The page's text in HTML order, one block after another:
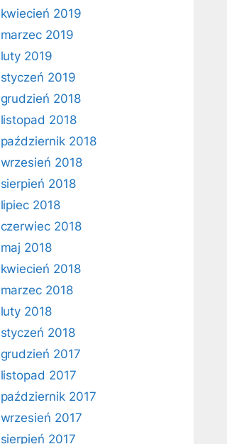
kwiecień 2019
marzec 2019
luty 2019
styczeń 2019
grudzień 2018
listopad 2018
październik 2018
wrzesień 2018
sierpień 2018
lipiec 2018
czerwiec 2018
maj 2018
kwiecień 2018
marzec 2018
luty 2018
styczeń 2018
grudzień 2017
listopad 2017
październik 2017
wrzesień 2017
sierpień 2017